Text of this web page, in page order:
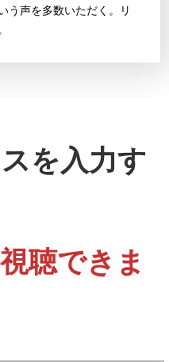
う声を多数いただく。リ
を入力す
聴できま